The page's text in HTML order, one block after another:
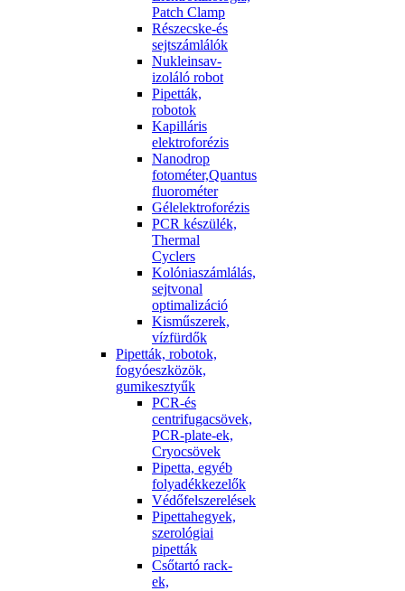
Patch Clamp
Részecske-és
sejtszámlálók
Nukleinsav-
izoláló robot
Pipetták,
robotok
Kapilláris
elektroforézis
Nanodrop
fotométer,Quantus
fluorométer
Gélelektroforézis
PCR készülék,
Thermal
Cyclers
Kolóniaszámlálás,
sejtvonal
optimalizáció
Kisműszerek,
vízfürdők
Pipetták, robotok,
fogyóeszközök,
gumikesztyűk
PCR-és
centrifugacsövek,
PCR-plate-ek,
Cryocsövek
Pipetta, egyéb
folyadékkezelők
Védőfelszerelések
Pipettahegyek,
szerológiai
pipetták
Csőtartó rack-
ek,